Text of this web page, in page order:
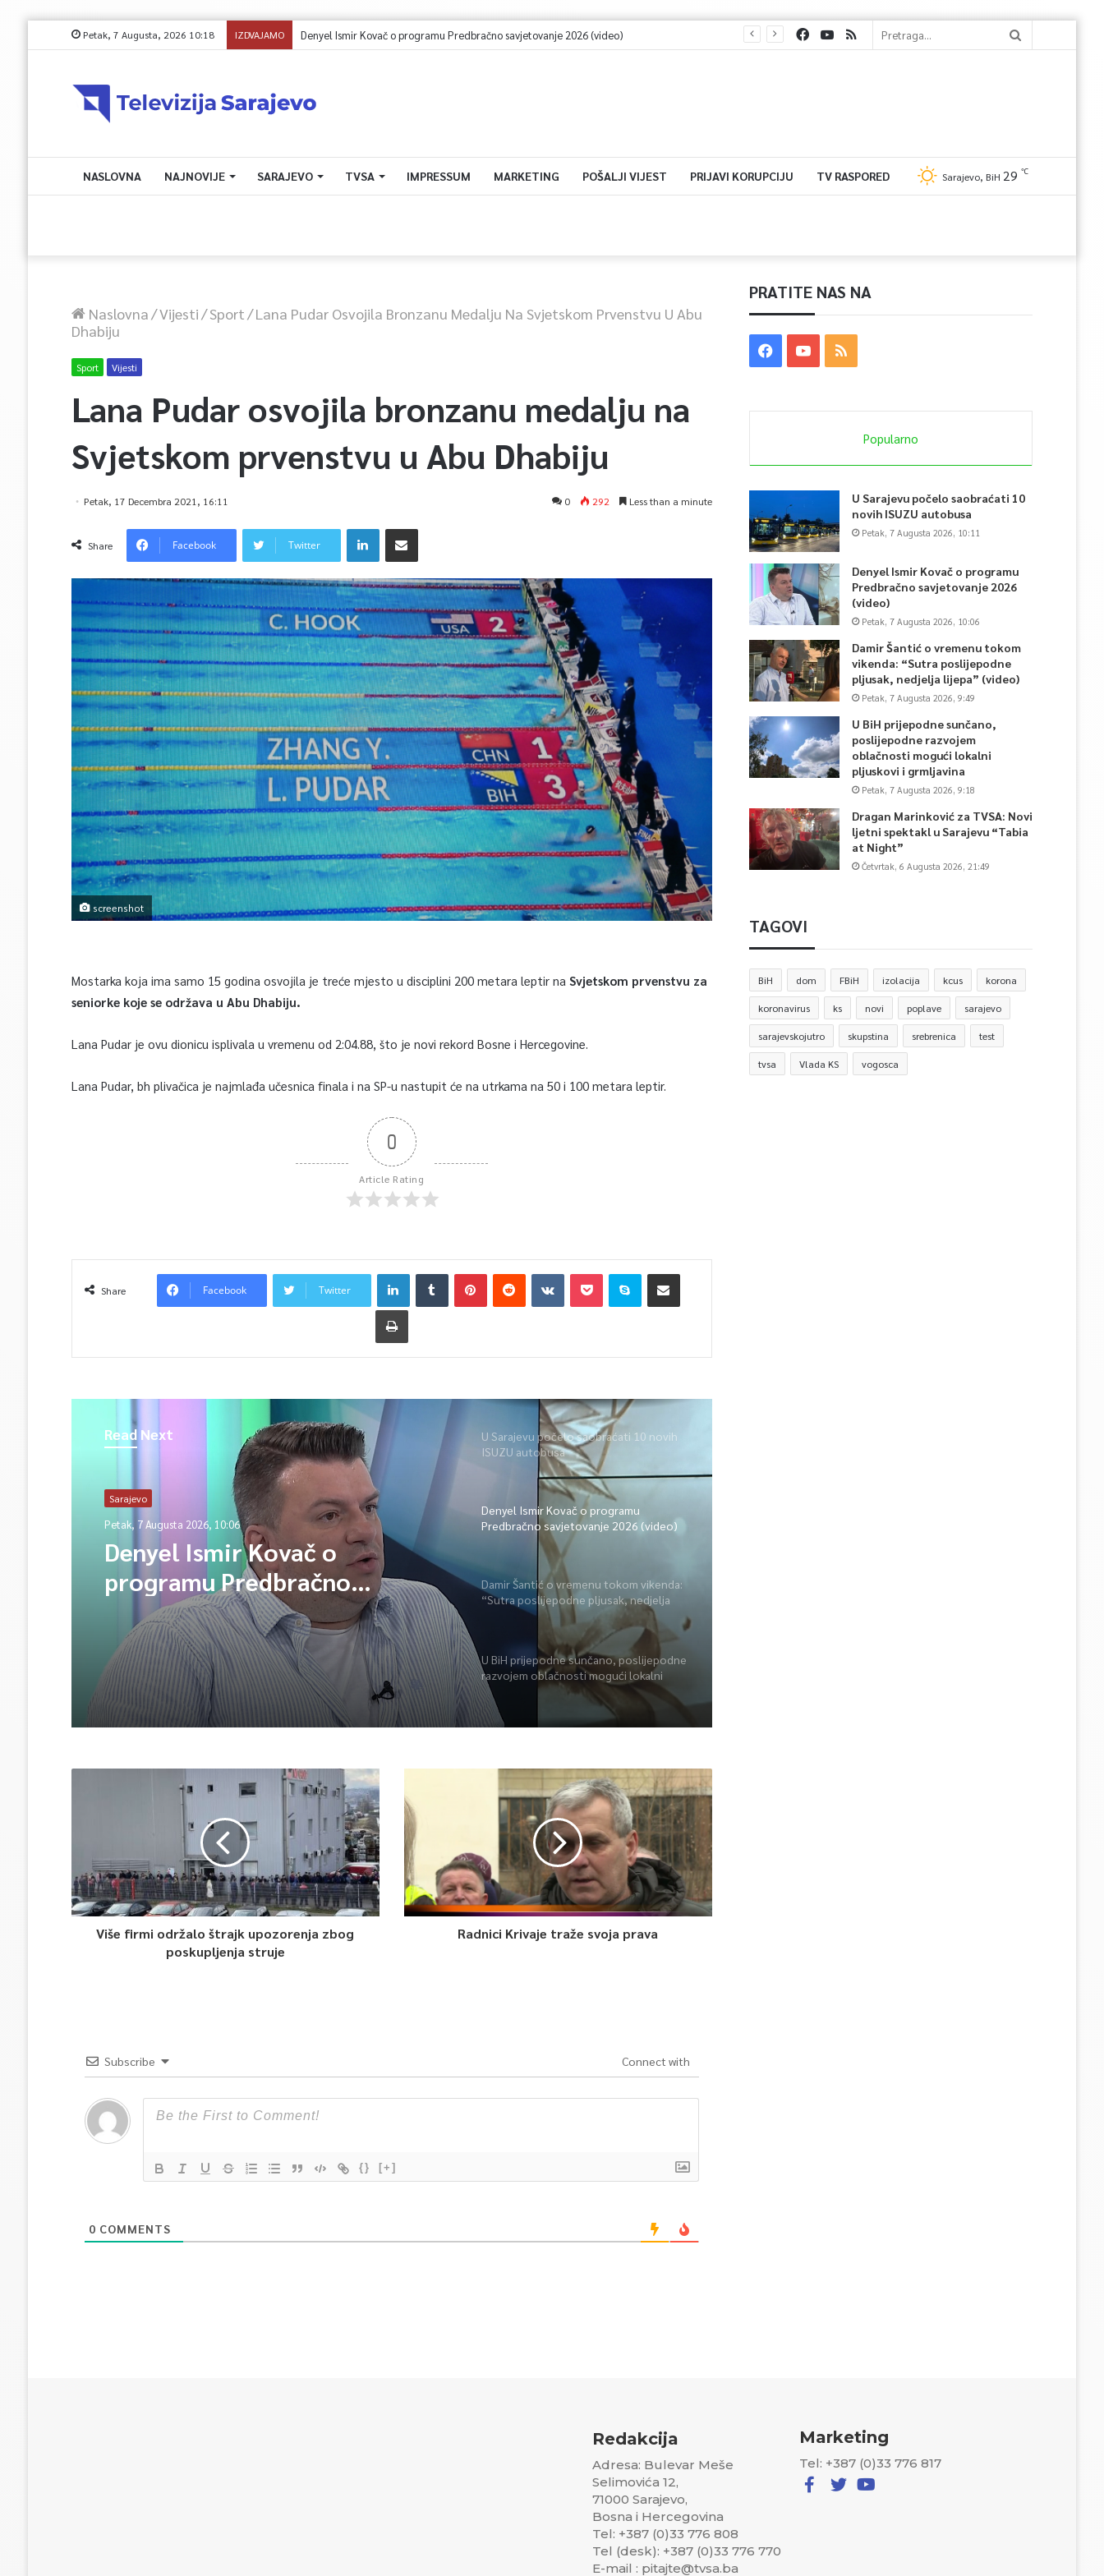
Petak, 7 Augusta, 2026 10:18 IZDVAJAMO Denyel Ismir Kovač o programu Predbračno savjetovanje 2026 (video)
NASLOVNA NAJNOVIJE SARAJEVO TVSA IMPRESSUM MARKETING POŠALJI VIJEST PRIJAVI KORUPCIJU TV RASPORED Sarajevo, BiH 29 ℃
Naslovna/Vijesti/Sport/Lana Pudar Osvojila Bronzanu Medalju Na Svjetskom Prvenstvu U Abu
Dhabiju
Sport Vijesti
Lana Pudar osvojila bronzanu medalju na
Svjetskom prvenstvu u Abu Dhabiju
Petak, 17 Decembra 2021, 16:11 0 292 Less than a minute
Share Facebook Twitter
screenshot
Mostarka koja ima samo 15 godina osvojila je treće mjesto u disciplini 200 metara leptir na Svjetskom prvenstvu za
seniorke koje se održava u Abu Dhabiju.
Lana Pudar je ovu dionicu isplivala u vremenu od 2:04.88, što je novi rekord Bosne i Hercegovine.
Lana Pudar, bh plivačica je najmlađa učesnica finala i na SP-u nastupit će na utrkama na 50 i 100 metara leptir.
0
Article Rating
Share Facebook Twitter
Read Next
Sarajevo
Petak, 7 Augusta 2026, 10:06
Denyel Ismir Kovač o
programu Predbračno
savjetovanje 2026 (video)
U Sarajevu počelo saobraćati 10 novih
ISUZU autobusa
Denyel Ismir Kovač o programu
Predbračno savjetovanje 2026 (video)
Damir Šantić o vremenu tokom vikenda:
“Sutra poslijepodne pljusak, nedjelja
lijepa” (video)
U BiH prijepodne sunčano, poslijepodne
razvojem oblačnosti mogući lokalni
pljuskovi i grmljavina
Više firmi održalo štrajk upozorenja zbog
poskupljenja struje
Radnici Krivaje traže svoja prava
Subscribe Connect with
{} [+]
0 COMMENTS
PRATITE NAS NA
Popularno
U Sarajevu počelo saobraćati 10
novih ISUZU autobusa
Petak, 7 Augusta 2026, 10:11
Denyel Ismir Kovač o programu
Predbračno savjetovanje 2026
(video)
Petak, 7 Augusta 2026, 10:06
Damir Šantić o vremenu tokom
vikenda: “Sutra poslijepodne
pljusak, nedjelja lijepa” (video)
Petak, 7 Augusta 2026, 9:49
U BiH prijepodne sunčano,
poslijepodne razvojem
oblačnosti mogući lokalni
pljuskovi i grmljavina
Petak, 7 Augusta 2026, 9:18
Dragan Marinković za TVSA: Novi
ljetni spektakl u Sarajevu “Tabia
at Night”
Četvrtak, 6 Augusta 2026, 21:49
TAGOVI
BiH dom FBiH izolacija kcus korona
koronavirus ks novi poplave sarajevo
sarajevskojutro skupstina srebrenica test
tvsa Vlada KS vogosca
Redakcija
Adresa: Bulevar Meše
Selimovića 12,
71000 Sarajevo,
Bosna i Hercegovina
Tel: +387 (0)33 776 808
Tel (desk): +387 (0)33 776 770
E-mail : pitajte@tvsa.ba
Marketing
Tel: +387 (0)33 776 817